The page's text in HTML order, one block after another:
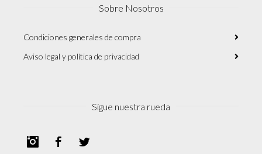
Sobre Nosotros
Condiciones generales de compra
Aviso legal y política de privacidad
Sigue nuestra rueda
InstagramFacebook